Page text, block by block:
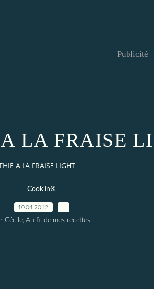
Publicité
LA FRAISE
A LA FRAISE LIGHT
Cook'in®
10.04.2012
Cécile, Au fil de mes recettes